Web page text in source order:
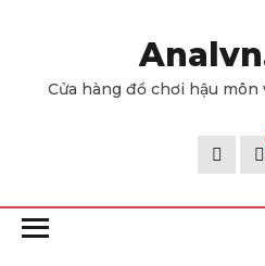
Cửa hàng đồ chơi hậu môn